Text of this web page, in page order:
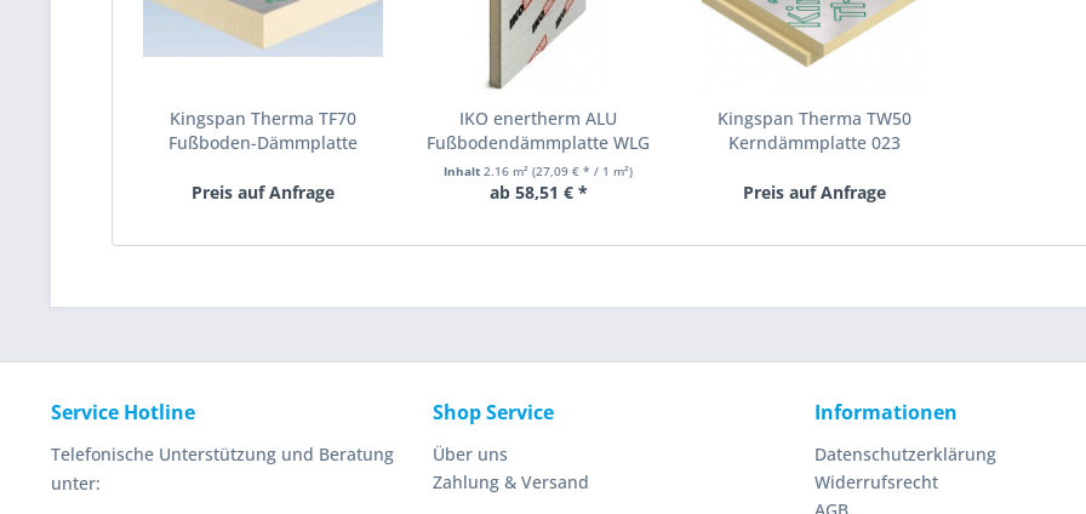
Kingspan Therma TF70
Fußboden-Dämmplatte
Preis auf Anfrage
IKO enertherm ALU
Fußbodendämmplatte WLG
023 /...
Inhalt2.16 m²(27,09 € * / 1 m²)
ab 58,51 € *
Kingspan Therma TW50
Kerndämmplatte 023
Preis auf Anfrage
Service Hotline
Telefonische Unterstützung und Beratung
unter:
Shop Service
Über uns
Zahlung & Versand
Informationen
Datenschutzerklärung
Widerrufsrecht